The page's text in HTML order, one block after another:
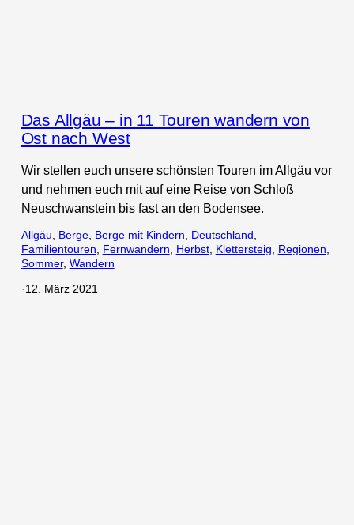
Das Allgäu – in 11 Touren wandern von
Ost nach West
Wir stellen euch unsere schönsten Touren im Allgäu vor
und nehmen euch mit auf eine Reise von Schloß
Neuschwanstein bis fast an den Bodensee.
Allgäu Berge, Berge mit Kindern Deutschland
Familientouren
Fernwandern Herbst, Klettersteig Regionen
Sommer, Wandern
·12. März 2021